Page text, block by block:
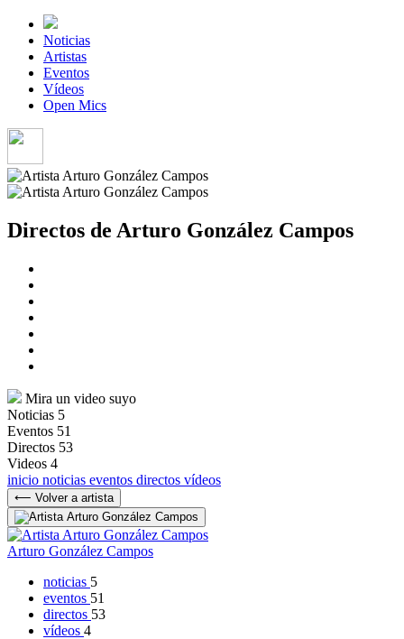
Noticias
Artistas
Eventos
Vídeos
Open Mics
Directos de Arturo González Campos
Mira un video suyo
Noticias 5
Eventos 51
Directos 53
Videos 4
inicio noticias eventos directos vídeos
⟵ Volver a artista
Arturo González Campos
noticias 5
eventos 51
directos 53
vídeos 4